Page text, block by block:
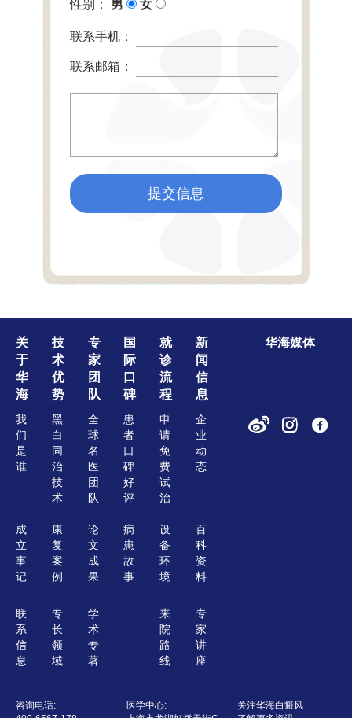
性别： 男 女
联系手机：
联系邮箱：
提交信息
关
于
华
海
我
们
是
谁
成
立
事
记
联
系
信
息
技
术
优
势
黑
白
同
治
技
术
康
复
案
例
专
长
领
域
专
家
团
队
全
球
名
医
团
队
论
文
成
果
学
术
专
著
国
际
口
碑
患
者
口
碑
好
评
病
患
故
事
就
诊
流
程
申
请
免
费
试
治
设
备
环
境
来
院
路
线
新
闻
信
息
企
业
动
态
百
科
资
料
专
家
讲
座
华海媒体
咨询电话:
医学中心:
关注华海白癜风